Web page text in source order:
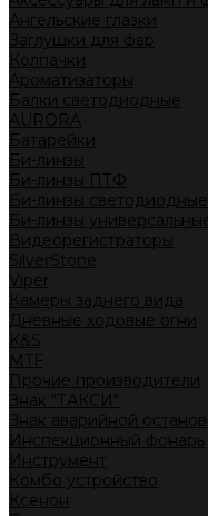
Ангельские глазки
Заглушки для фар
Колпачки
Ароматизаторы
Балки светодиодные
AURORA
Батарейки
Би-линзы
Би-линзы ПТФ
Би-линзы светодиодные
Би-линзы
Видеорегистраторы
SilverStone
Viper
Камеры заднего вида
Дневные ходовые огни
K&S
MTF
Прочие производители
Знак "ТАКСИ"
Знак аварийной
Инспекционный фонарь
Инструмент
Комбо устройство
Ксенон